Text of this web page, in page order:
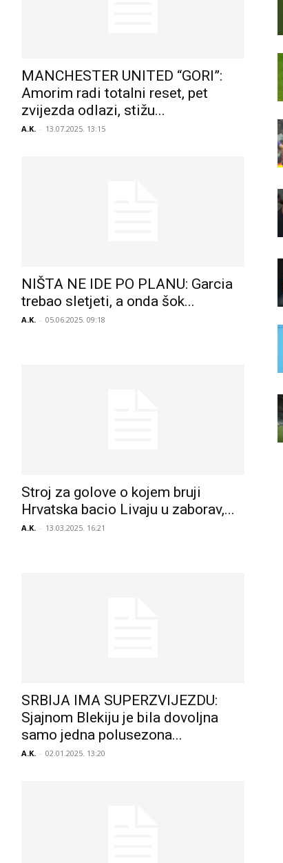
MANCHESTER UNITED “GORI”:
Amorim radi totalni reset, pet
zvijezda odlazi, stižu...
A.K. - 13.07.2025. 13:15
NIŠTA NE IDE PO PLANU: Garcia
trebao sletjeti, a onda šok...
A.K. - 05.06.2025. 09:18
Stroj za golove o kojem bruji
Hrvatska bacio Livaju u zaborav,...
A.K. - 13.03.2025. 16:21
SRBIJA IMA SUPERZVIJEZDU:
Sjajnom Blekiju je bila dovoljna
samo jedna polusezona...
A.K. - 02.01.2025. 13:20